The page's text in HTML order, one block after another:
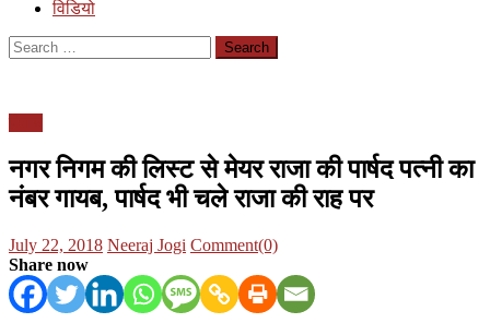
विडियो
Search
for:
नगर निगम की लिस्ट से मेयर राजा की पार्षद पत्नी का
नंबर गायब, पार्षद भी चले राजा की राह पर
Posted
on
July 22, 2018 Author
Neeraj Jogi Comment(0)
Share now